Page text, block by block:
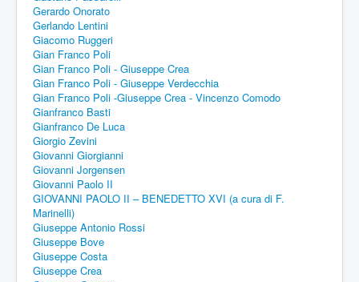
Gerardo Onorato
Gerlando Lentini
Giacomo Ruggeri
Gian Franco Poli
Gian Franco Poli - Giuseppe Crea
Gian Franco Poli - Giuseppe Verdecchia
Gian Franco Poli -Giuseppe Crea - Vincenzo Comodo
Gianfranco Basti
Gianfranco De Luca
Giorgio Zevini
Giovanni Giorgianni
Giovanni Jorgensen
Giovanni Paolo II
GIOVANNI PAOLO II – BENEDETTO XVI (a cura di F.
Marinelli)
Giuseppe Antonio Rossi
Giuseppe Bove
Giuseppe Costa
Giuseppe Crea